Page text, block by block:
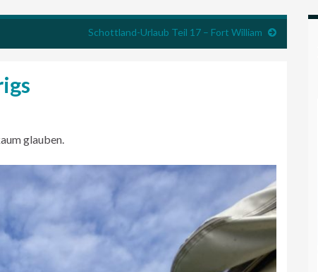
Schottland-Urlaub Teil 17 – Fort William
glauben.